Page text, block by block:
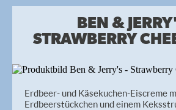
BEN &
STRAWBERRY
Erdbeer- und Käsekuchen-Eiscreme
Erdbeerstückchen und einem